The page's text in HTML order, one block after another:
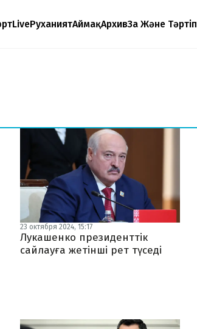
LiveРуханиятАймақАрхивЗаң Және Тәртіп
23 октября 2024, 15:17
Лукашенко президенттік
сайлауға жетінші рет түседі